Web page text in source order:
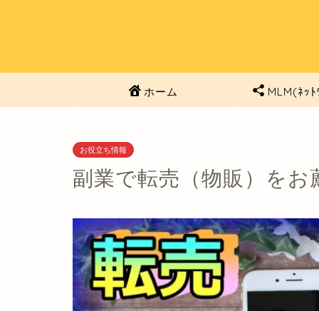
ホーム MLM(ﾈｯ
お役立ち情報
副業で転売（物販）をお